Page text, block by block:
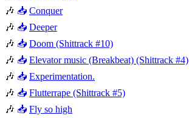
🎶 📥 Conquer
🎶 📥 Deeper
🎶 📥 Doom (Shittrack #10)
🎶 📥 Elevator music (Breakbeat) (Shittrack #4)
🎶 📥 Experimentation.
🎶 📥 Flutterrape (Shittrack #5)
🎶 📥 Fly so high